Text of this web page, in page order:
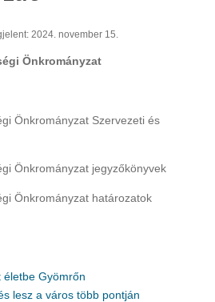
2024. november 15.
Önkrományzat
Önkrományzat Szervezeti és
Önkrományzat jegyzőkönyvek
Önkrományzat határozatok
életbe Gyömrőn
lesz a város több pontján